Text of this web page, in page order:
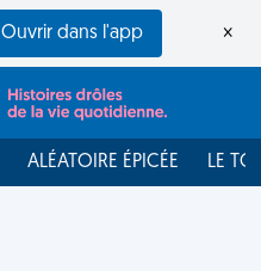
Ouvrir dans l'app ×
ALÉATOIRE ÉPICÉE LE